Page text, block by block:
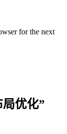
for the next
局优化”